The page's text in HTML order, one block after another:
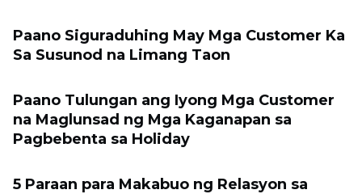
Paano Siguraduhing May Mga Customer Ka
Sa Susunod na Limang Taon
Paano Tulungan ang Iyong Mga Customer
na Maglunsad ng Mga Kaganapan sa
Pagbebenta sa Holiday
5 Paraan para Makabuo ng Relasyon sa